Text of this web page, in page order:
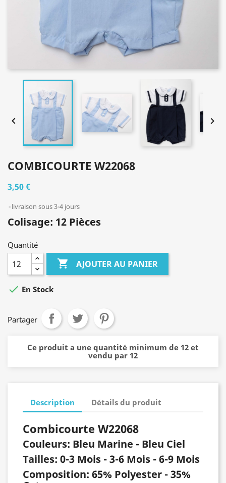
 
COMBICOURTE W22068
3,50 €
livraison sous 3-4 jours
Colisage: 12 Pièces
Quantité
 AJOUTER AU PANIER
 En Stock
Partager
Ce produit a une quantité minimum de 12 et
vendu par 12
Description Détails du produit
Combicourte W22068
Couleurs: Bleu Marine - Bleu Ciel
Tailles: 0-3 Mois - 3-6 Mois - 6-9 Mois
Composition: 65% Polyester - 35%